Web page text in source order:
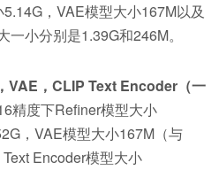
，VAE模型大小167M以及
小分别是1.39G和246M。
VAE，CLIP Text Encoder（一
精度下Refiner模型大小
，VAE模型大小167M（与
Encoder模型大小